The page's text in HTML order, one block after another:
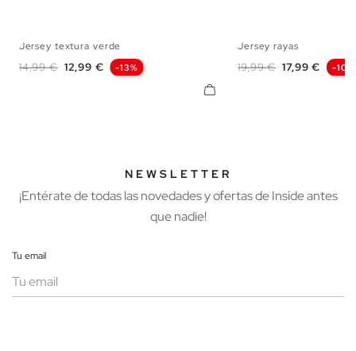
Jersey textura verde
Precio base
14,99 € Precio
12,99 € -13%
Jersey rayas
Precio base
19,99 € Precio
17,99 € -10%
NEWSLETTER
¡Entérate de todas las novedades y ofertas de Inside antes
que nadie!
Tu email